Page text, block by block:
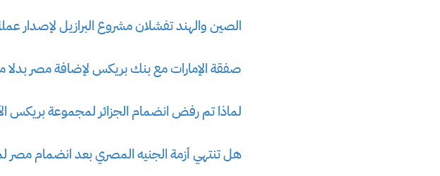
الصين والهند تفشلان مشروع البرازيل لإصدار
صفقة الإمارات مع بنك بريكس لإضافة مصر بدلا
لماذا تم رفض انضمام الجزائر لمجموعة بريكس
هل تنتهي أزمة الجنيه المصري بعد انضمام